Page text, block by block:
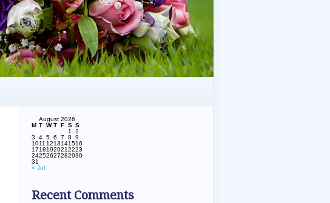
August 2026
M T W T F S S
1
2
3
4 5 6 7 8
9
1011 1213141516
17181920212223
24252627282930
31
« Jul
Recent Comments